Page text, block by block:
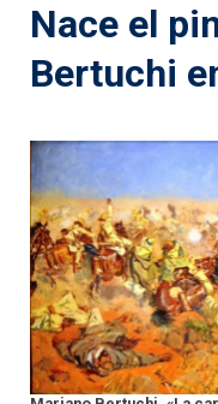
Nace el
Bertuchi